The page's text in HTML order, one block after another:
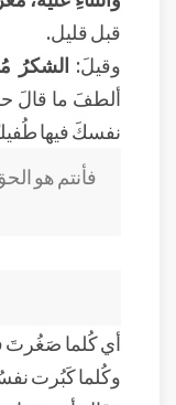
قبل قليل.
وقيلَ: الشكرُ
ألطفَ ما قالَ
نفسكَ فيها
فأنتم هو
أي كُلما صَغُرتَ
وكُلما كَبُرت